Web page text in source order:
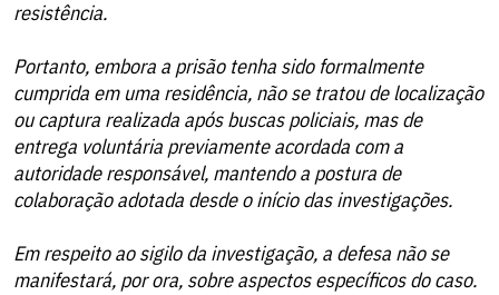
resistência.
Portanto, embora a prisão tenha sido formalmente
cumprida em uma residência, não se tratou de localização
ou captura realizada após buscas policiais, mas de
entrega voluntária previamente acordada com a
autoridade responsável, mantendo a postura de
colaboração adotada desde o início das investigações.
Em respeito ao sigilo da investigação, a defesa não se
manifestará, por ora, sobre aspectos específicos do caso.